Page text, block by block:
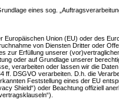
eines sog.
Europäischen Union (EU) oder des
von Diensten Dritter oder
zur Erfüllung unserer
oder auf Grundlage unserer
verarbeiten oder lassen wir die
ff. DSGVO verarbeiten. D.h. die
Feststellung eines der EU
Shield“) oder Beachtung offiziell